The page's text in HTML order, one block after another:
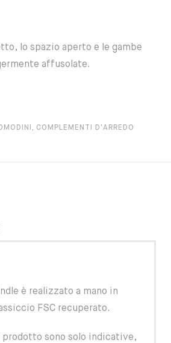
lo spazio aperto e le gambe
affusolate.
, COMPLEMENTI D'ARREDO
è realizzato a mano in
FSC recuperato.
prodotto sono solo indicative,